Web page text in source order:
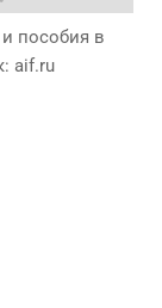
пособия в
aif.ru